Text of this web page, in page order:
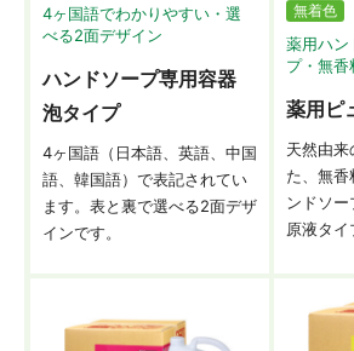
4ヶ国語でわかりやすい・選
べる2面デザイン
ハンドソープ専用容器
泡タイプ
4ヶ国語（日本語、英語、中国
語、韓国語）で表記されてい
ます。表と裏で選べる2面デザ
インです。
無着色
薬用ハン
プ・無
薬用ピ
天然由
た、無香
ンドソ
原液タイ